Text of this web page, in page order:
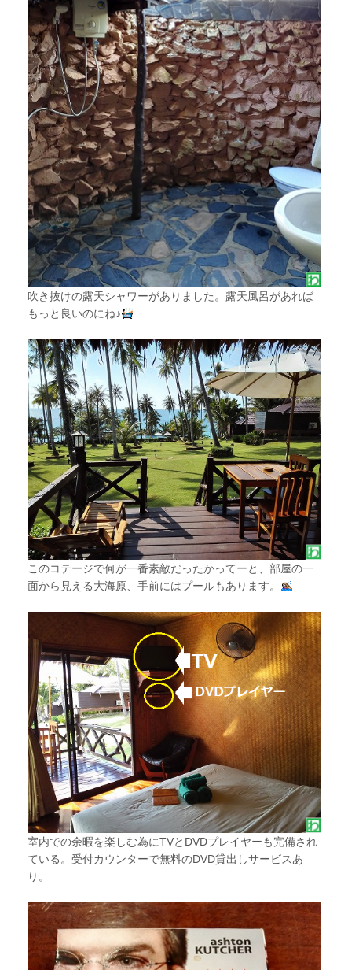
吹き抜けの露天シャワーがありました。露天風呂があれば
もっと良いのにね♪
このコテージで何が一番素敵だったかってーと、部屋の一
面から見える大海原、手前にはプールもあります。
室内での余暇を楽しむ為にTVとDVDプレイヤーも完備され
ている。受付カウンターで無料のDVD貸出しサービスあ
り。